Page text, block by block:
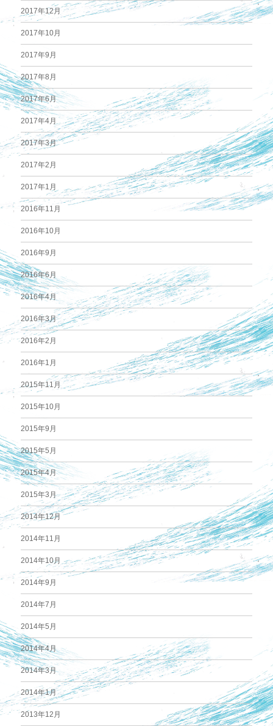
2017年12月
2017年10月
2017年9月
2017年8月
2017年6月
2017年4月
2017年3月
2017年2月
2017年1月
2016年11月
2016年10月
2016年9月
2016年6月
2016年4月
2016年3月
2016年2月
2016年1月
2015年11月
2015年10月
2015年9月
2015年5月
2015年4月
2015年3月
2014年12月
2014年11月
2014年10月
2014年9月
2014年7月
2014年5月
2014年4月
2014年3月
2014年1月
2013年12月